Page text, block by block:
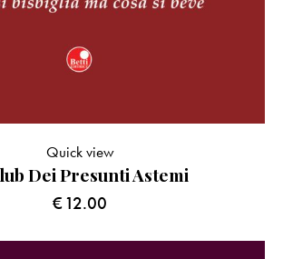
Dei Presunti Astemi
€12.00
Quick view